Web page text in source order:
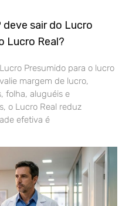
deve sair do Lucro
Lucro Real?
Presumido para o lucro
margem de lucro,
folha, aluguéis e
o Lucro Real reduz
efetiva é